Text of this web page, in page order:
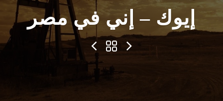
إيوك – إني في مصر